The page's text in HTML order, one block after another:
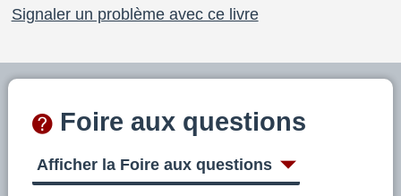
Signaler un problème avec ce livre
Foire aux questions
Afficher la Foire aux questions